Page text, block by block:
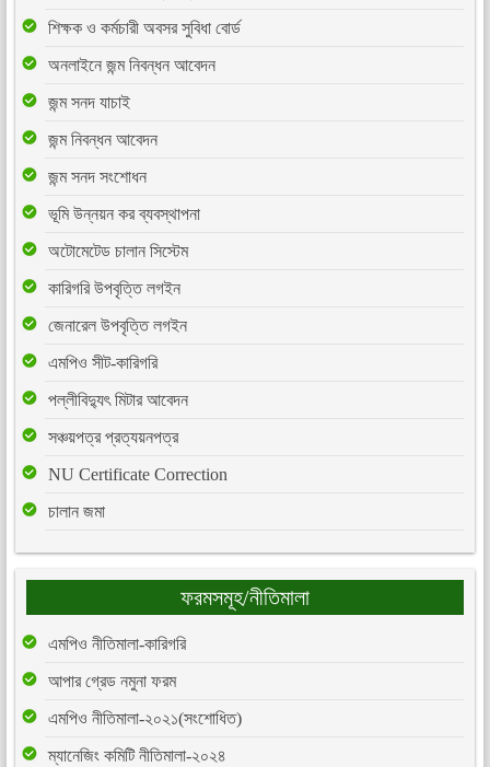
শিক্ষক ও কর্মচারী অবসর সুবিধা বোর্ড
অনলাইনে জন্ম নিবন্ধন আবেদন
জন্ম সনদ যাচাই
জন্ম নিবন্ধন আবেদন
জন্ম সনদ সংশোধন
ভূমি উন্নয়ন কর ব্যবস্থাপনা
অটোমেটেড চালান সিস্টেম
কারিগরি উপবৃত্তি লগইন
জেনারেল উপবৃত্তি লগইন
এমপিও সীট-কারিগরি
পল্লীবিদ্যুৎ মিটার আবেদন
সঞ্চয়পত্র প্রত্যয়নপত্র
NU Certificate Correction
চালান জমা
ফরমসমূহ/নীতিমালা
এমপিও নীতিমালা-কারিগরি
আপার গ্রেড নমুনা ফরম
এমপিও নীতিমালা-২০২১(সংশোধিত)
ম্যানেজিং কমিটি নীতিমালা-২০২৪